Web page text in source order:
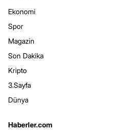
Ekonomi
Spor
Magazin
Son Dakika
Kripto
3.Sayfa
Dünya
Haberler.com